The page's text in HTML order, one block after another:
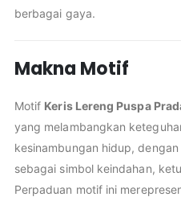
berbagai gaya.
Makna Motif
Motif Keris Lereng Puspa
yang melambangkan
kesinambungan hidup,
sebagai simbol keindahan,
Perpaduan motif ini